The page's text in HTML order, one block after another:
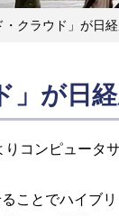
クラウド」が日
が日
コンピュータ
ことでハイブ